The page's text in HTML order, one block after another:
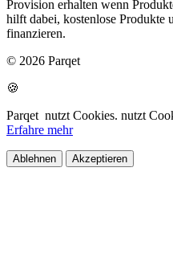
Provision erhalten wenn
hilft dabei, kostenlose Produkte
finanzieren.
© 2026 Parqet
🍪
Parqet nutzt Cookies. nutzt
Erfahre mehr
Ablehnen Akzeptieren